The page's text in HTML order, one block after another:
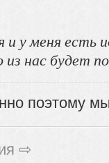
и у меня есть
нас будет
поэтому мы
⇨